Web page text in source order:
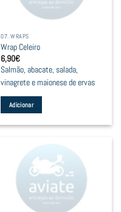
07. WRAPS
Wrap Celeiro
6,90€
Salmão, abacate, salada,
vinagrete e maionese de ervas
Adicionar